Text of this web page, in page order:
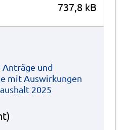
737,8 kB
Anträge und
mit Auswirkungen
2025